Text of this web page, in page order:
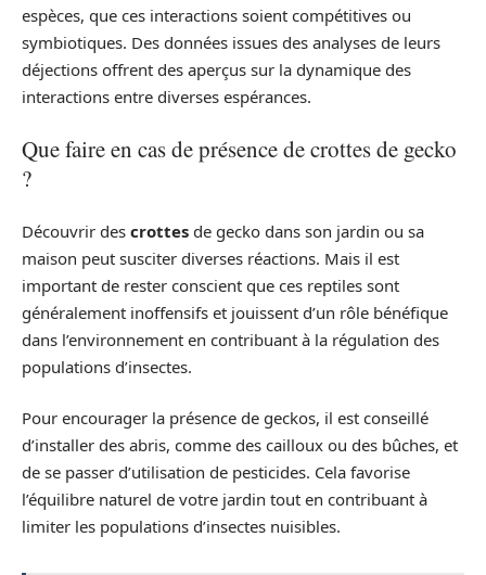
espèces, que ces interactions soient compétitives ou
symbiotiques. Des données issues des analyses de leurs
déjections offrent des aperçus sur la dynamique des
interactions entre diverses espérances.
Que faire en cas de présence de crottes de gecko
?
Découvrir des crottes de gecko dans son jardin ou sa
maison peut susciter diverses réactions. Mais il est
important de rester conscient que ces reptiles sont
généralement inoffensifs et jouissent d’un rôle bénéfique
dans l’environnement en contribuant à la régulation des
populations d’insectes.
Pour encourager la présence de geckos, il est conseillé
d’installer des abris, comme des cailloux ou des bûches, et
de se passer d’utilisation de pesticides. Cela favorise
l’équilibre naturel de votre jardin tout en contribuant à
limiter les populations d’insectes nuisibles.